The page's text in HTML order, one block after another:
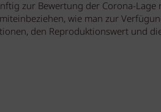
zur Bewertung der Corona-
wie man zur
den Reproduktionswert und